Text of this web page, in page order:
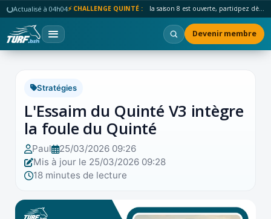
Actualisé à 04h04⚡ CHALLENGE QUINTÉ : la saison 8 est ouverte, participez dès maintenant !
Devenir membre
Stratégies
L'Essaim du Quinté V3 intègre
la foule du Quinté
Paul
25/03/2026 09:26
Mis à jour le 25/03/2026 09:28
18 minutes de lecture